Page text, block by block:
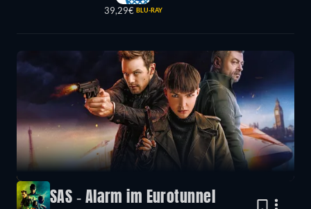
39,29€ BLU-RAY
SAS - Alarm im Eurotunnel